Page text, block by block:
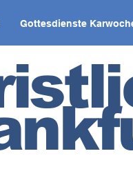
Gottesdienste